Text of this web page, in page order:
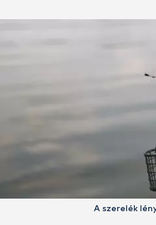
A szerelék